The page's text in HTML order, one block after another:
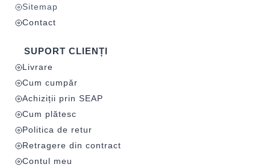
Sitemap
Contact
SUPORT CLIENȚI
Livrare
Cum cumpăr
Achiziții prin SEAP
Cum plătesc
Politica de retur
Retragere din contract
Contul meu